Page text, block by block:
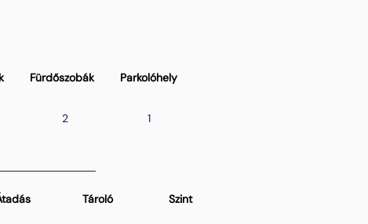
Fürdőszobák
2
Parkolóhely
1
Tároló Szint